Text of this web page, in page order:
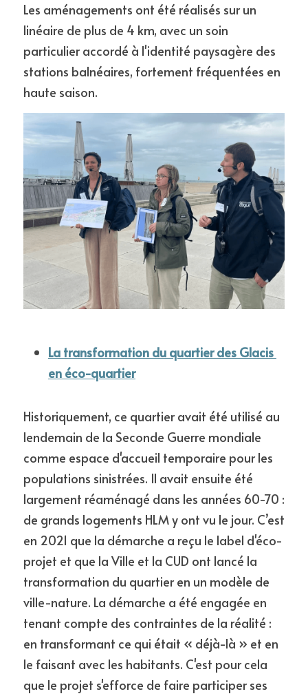
Les aménagements ont été réalisés sur un
linéaire de plus de 4 km, avec un soin
particulier accordé à l'identité paysagère des
stations balnéaires, fortement fréquentées en
haute saison.
La transformation du quartier des Glacis
en éco-quartier
Historiquement, ce quartier avait été utilisé au
lendemain de la Seconde Guerre mondiale
comme espace d'accueil temporaire pour les
populations sinistrées. Il avait ensuite été
largement réaménagé dans les années 60-70 :
de grands logements HLM y ont vu le jour. C’est
en 2021 que la démarche a reçu le label d'éco-
projet et que la Ville et la CUD ont lancé la
transformation du quartier en un modèle de
ville-nature. La démarche a été engagée en
tenant compte des contraintes de la réalité :
en transformant ce qui était « déjà-là » et en
le faisant avec les habitants. C'est pour cela
que le projet s'efforce de faire participer ses